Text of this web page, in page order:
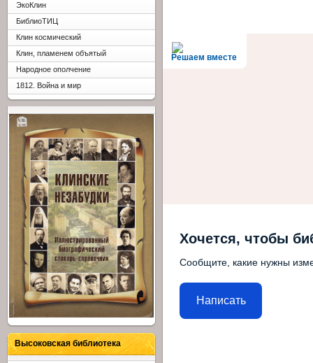
Решаем вместе
Хочется, чтобы
Сообщите, какие нужны
Написать
ЭкоКлин
БиблиоТИЦ
Клин космический
Клин, пламенем объятый
Народное ополчение
1812. Война и мир
Высоковская библиотека